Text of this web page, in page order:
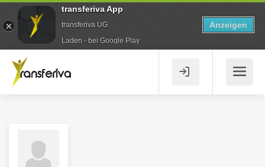
transferiva App
transferiva UG
Laden - bei Google Play
Anzeigen